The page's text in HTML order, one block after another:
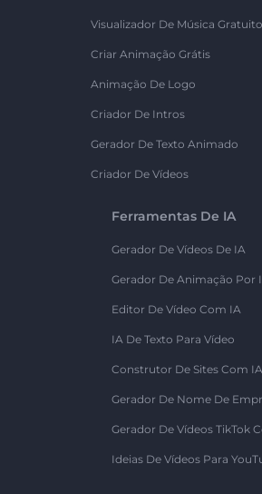
Visualizador De Música Gratuito
Criar Animação Grátis
Animação De Logo
Criador De Intros
Gerador De Texto Animado
Criador De Vídeos
Ferramentas De IA
Gerador De Vídeos De IA
Gerador De Animação Por
Editor De Vídeo Com IA
IA De Texto Para Vídeo
Construtor De Sites Com IA
Gerador De Nome De
Gerador De Vídeos TikTok
Ideias De Vídeos Para